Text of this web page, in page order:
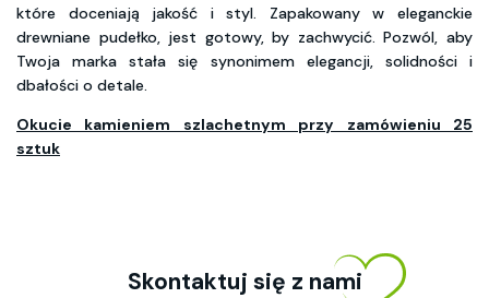
które doceniają jakość i styl. Zapakowany w eleganckie
drewniane pudełko, jest gotowy, by zachwycić. Pozwól, aby
Twoja marka stała się synonimem elegancji, solidności i
dbałości o detale.
Okucie kamieniem szlachetnym przy zamówieniu 25
sztuk
Skontaktuj się z nami